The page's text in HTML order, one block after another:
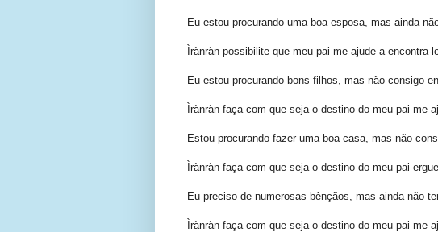
Eu estou procurando uma boa esposa, mas ainda
Ìrànràn possibilite que meu pai me ajude a encontra-
Eu estou procurando bons filhos, mas não consigo
Ìrànràn faça com que seja o destino do meu pai me
Estou procurando fazer uma boa casa, mas não
Ìrànràn faça com que seja o destino do meu pai
Eu preciso de numerosas bênçãos, mas ainda não
Ìrànràn faça com que seja o destino do meu pai me